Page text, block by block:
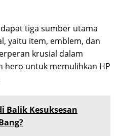
tiga sumber utama
yaitu item, emblem, dan
krusial dalam
hero untuk memulihkan HP
Balik Kesuksesan